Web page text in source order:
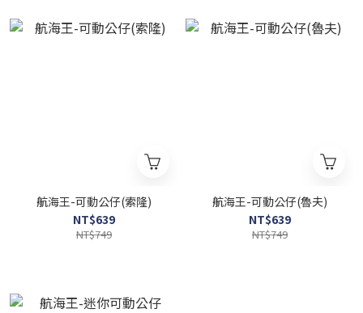
航海王-可動公仔(索隆)
NT$639
NT$749
航海王-可動公仔(魯夫)
NT$639
NT$749